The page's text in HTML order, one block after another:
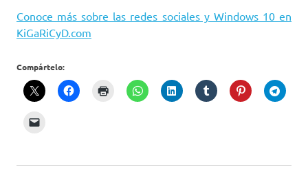
Conoce más sobre las redes sociales y Windows 10 en
KiGaRiCyD.com
Compártelo: